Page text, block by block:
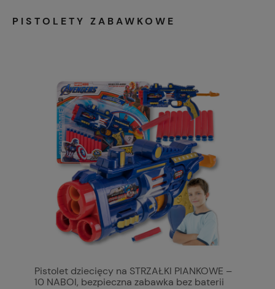
PISTOLETY ZABAWKOWE
Pistolet dziecięcy na STRZAŁKI PIANKOWE –
10 NABOI, bezpieczna zabawka bez baterii